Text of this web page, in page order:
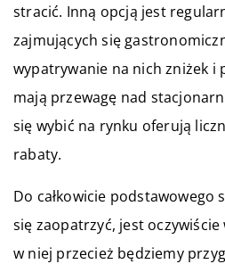
stracić. Inną opcją jest
zajmujących się
wypatrywanie na nich zniżek i
mają przewagę nad
się wybić na rynku oferują
rabaty.
Do całkowicie podstawowego
się zaopatrzyć, jest
w niej przecież będziemy